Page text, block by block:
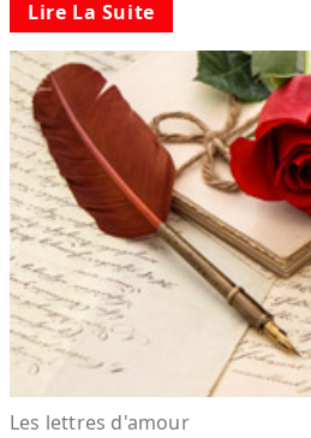
Lire La Suite
Les lettres d'amour